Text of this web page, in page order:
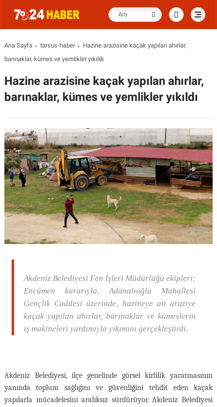
Ana Sayfa tarsus-haber
Hazine arazisine kaçak yapılan ahırlar,
barınaklar, kümes ve yemlikler yıkıldı
Hazine arazisine kaçak yapılan ahırlar,
barınaklar, kümes ve yemlikler yıkıldı
Akdeniz Belediyesi Fen İşleri Müdürlüğü ekipleri;
Encümen kararıyla, Adanalıoğlu Mahallesi
Gençlik Caddesi üzerinde, hazineye ait araziye
kaçak yapılan ahırlar, barınaklar ve kümeslerin
iş makineleri yardımıyla yıkımını gerçekleştirdi.
Akdeniz Belediyesi, ilçe genelinde görsel kirlilik yaratmasının
yanında toplum sağlığını ve güvenliğini tehdit eden kaçak
yapılarla mücadelesini aralıksız sürdürüyor. Akdeniz Belediyesi